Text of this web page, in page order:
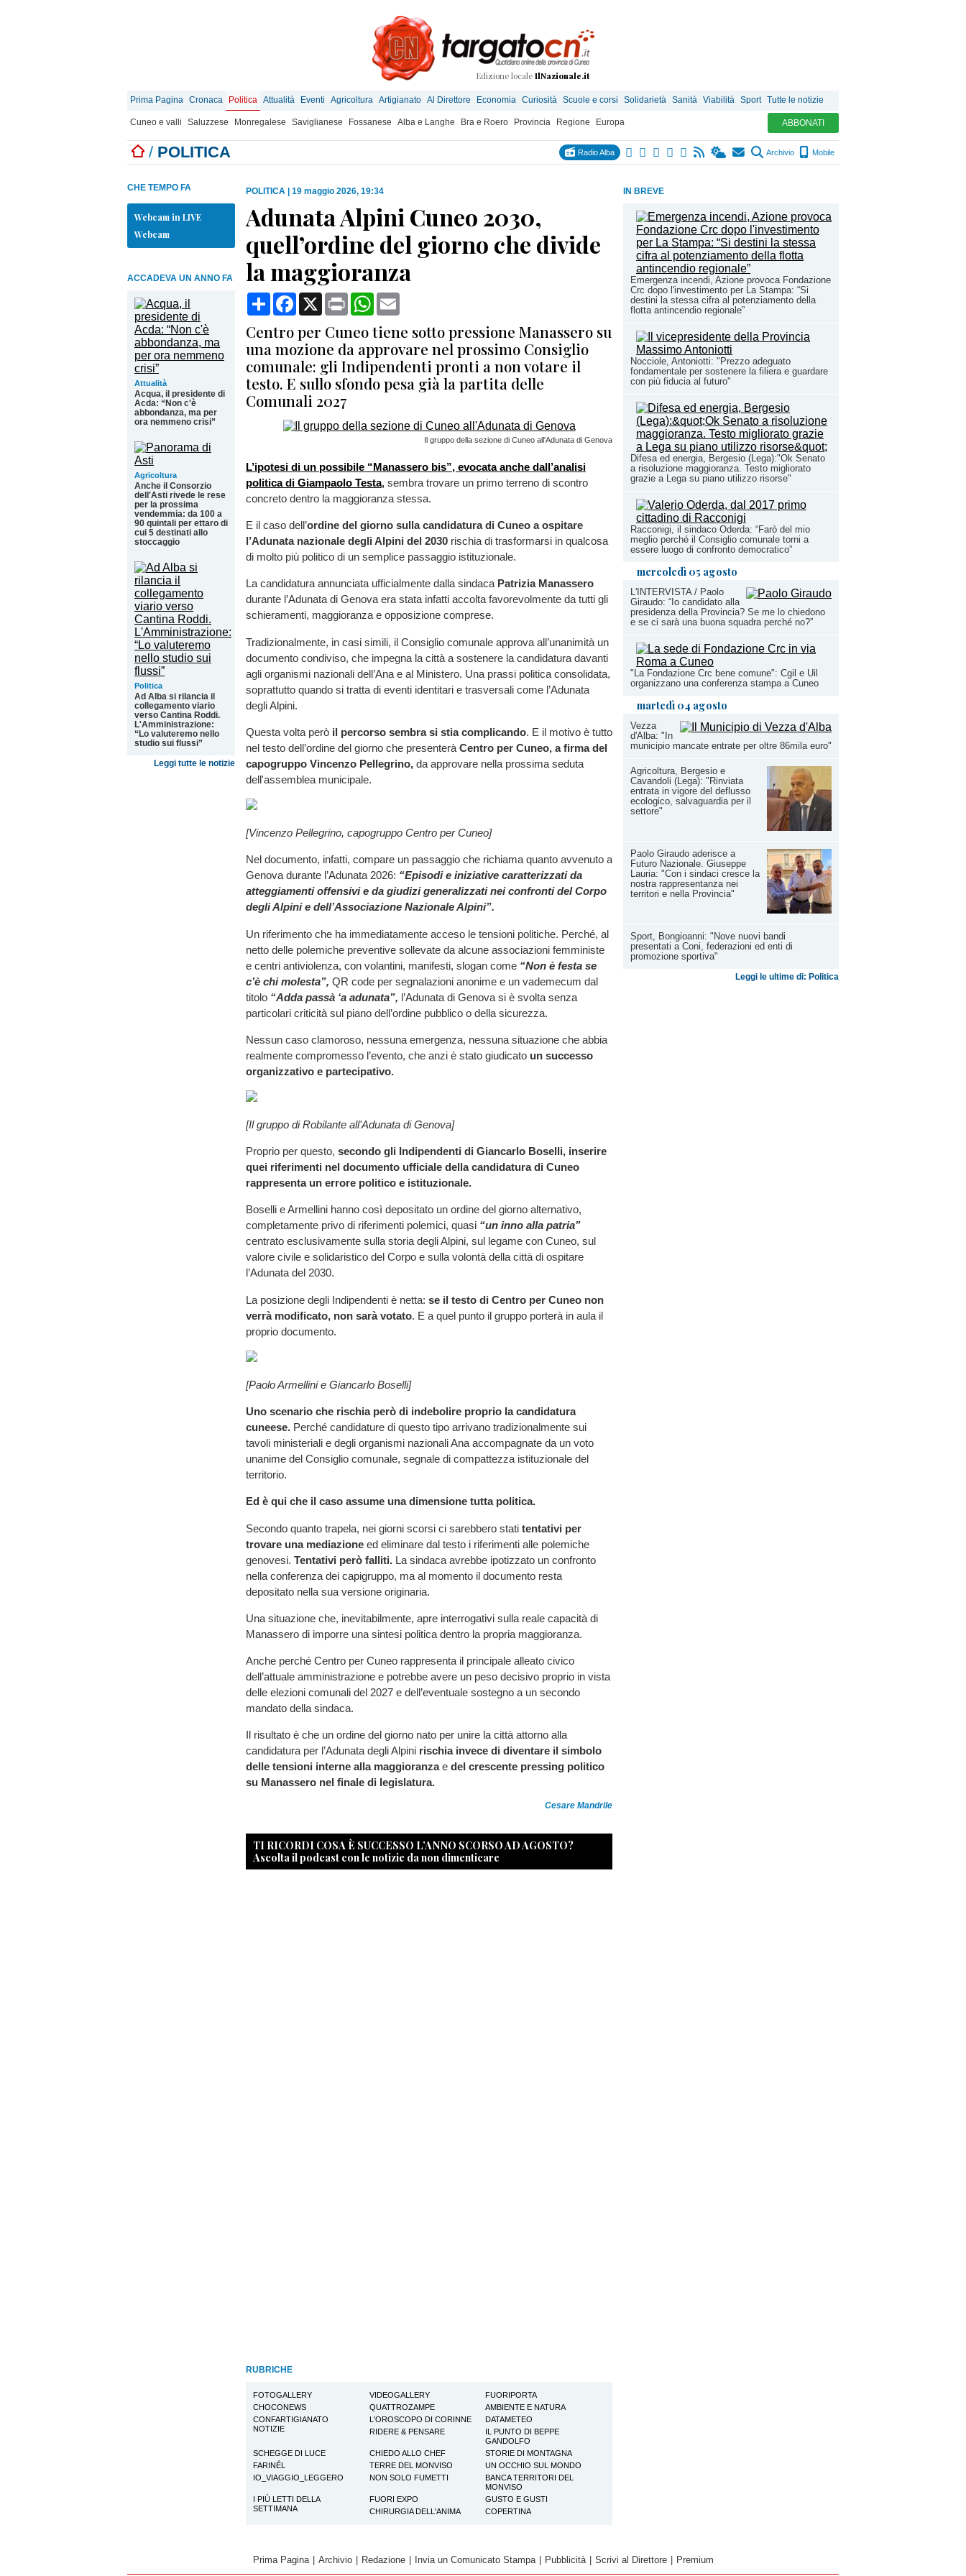
Edizione locale IlNazionale.it
Prima Pagina Cronaca Politica Attualità Eventi Agricoltura Artigianato Al Direttore Economia Curiosità Scuole e corsi Solidarietà Sanità Viabilità Sport Tutte le notizie
Cuneo e valli Saluzzese Monregalese Saviglianese Fossanese Alba e Langhe Bra e Roero Provincia Regione Europa ABBONATI
/ POLITICA Radio Alba Archivio Mobile
IN BREVE
Emergenza incendi, Azione provoca Fondazione
Crc dopo l'investimento per La Stampa: “Si
destini la stessa cifra al potenziamento della
flotta antincendio regionale”
Nocciole, Antoniotti: "Prezzo adeguato
fondamentale per sostenere la filiera e guardare
con più fiducia al futuro"
Difesa ed energia, Bergesio (Lega):"Ok Senato
a risoluzione maggioranza. Testo migliorato
grazie a Lega su piano utilizzo risorse"
Racconigi, il sindaco Oderda: “Farò del mio
meglio perché il Consiglio comunale torni a
essere luogo di confronto democratico”
mercoledì 05 agosto
L'INTERVISTA / Paolo
Giraudo: “Io candidato alla
presidenza della Provincia? Se me lo chiedono
e se ci sarà una buona squadra perché no?”
"La Fondazione Crc bene comune": Cgil e Uil
organizzano una conferenza stampa a Cuneo
martedì 04 agosto
Vezza
d'Alba: "In
municipio mancate entrate per oltre 86mila euro"
Agricoltura, Bergesio e
Cavandoli (Lega): "Rinviata
entrata in vigore del deflusso
ecologico, salvaguardia per il
settore"
Paolo Giraudo aderisce a
Futuro Nazionale. Giuseppe
Lauria: "Con i sindaci cresce la
nostra rappresentanza nei
territori e nella Provincia"
Sport, Bongioanni: "Nove nuovi bandi
presentati a Coni, federazioni ed enti di
promozione sportiva"
Leggi le ultime di: Politica
CHE TEMPO FA
Webcam in LIVE
Webcam
ACCADEVA UN ANNO FA
Attualità
Acqua, il presidente di
Acda: “Non c'è
abbondanza, ma per
ora nemmeno crisi”
Agricoltura
Anche il Consorzio
dell'Asti rivede le rese
per la prossima
vendemmia: da 100 a
90 quintali per ettaro di
cui 5 destinati allo
stoccaggio
Politica
Ad Alba si rilancia il
collegamento viario
verso Cantina Roddi.
L'Amministrazione:
“Lo valuteremo nello
studio sui flussi”
Leggi tutte le notizie
POLITICA 19 maggio 2026, 19:34
Adunata Alpini Cuneo 2030,
quell’ordine del giorno che divide
la maggioranza
CondividiFacebook
X Print WhatsApp
Centro per Cuneo tiene sotto pressione Manassero su
una mozione da approvare nel prossimo Consiglio
comunale: gli Indipendenti pronti a non votare il
testo. E sullo sfondo pesa già la partita delle
Comunali 2027
Il gruppo della sezione di Cuneo all'Adunata di Genova
L’ipotesi di un possibile “Manassero bis”, evocata anche dall’analisi
politica di Giampaolo Testa, sembra trovare un primo terreno di scontro
concreto dentro la maggioranza stessa.
E il caso dell’ordine del giorno sulla candidatura di Cuneo a ospitare
l’Adunata nazionale degli Alpini del 2030 rischia di trasformarsi in qualcosa
di molto più politico di un semplice passaggio istituzionale.
La candidatura annunciata ufficialmente dalla sindaca Patrizia Manassero
durante l’Adunata di Genova era stata infatti accolta favorevolmente da tutti gli
schieramenti, maggioranza e opposizione comprese.
Tradizionalmente, in casi simili, il Consiglio comunale approva all’unanimità un
documento condiviso, che impegna la città a sostenere la candidatura davanti
agli organismi nazionali dell’Ana e al Ministero. Una prassi politica consolidata,
soprattutto quando si tratta di eventi identitari e trasversali come l’Adunata
degli Alpini.
Questa volta però il percorso sembra si stia complicando. E il motivo è tutto
nel testo dell’ordine del giorno che presenterà Centro per Cuneo, a firma del
capogruppo Vincenzo Pellegrino, da approvare nella prossima seduta
dell'assemblea municipale.
[Vincenzo Pellegrino, capogruppo Centro per Cuneo]
Nel documento, infatti, compare un passaggio che richiama quanto avvenuto a
Genova durante l’Adunata 2026: “Episodi e iniziative caratterizzati da
atteggiamenti offensivi e da giudizi generalizzati nei confronti del Corpo
degli Alpini e dell’Associazione Nazionale Alpini”.
Un riferimento che ha immediatamente acceso le tensioni politiche. Perché, al
netto delle polemiche preventive sollevate da alcune associazioni femministe
e centri antiviolenza, con volantini, manifesti, slogan come “Non è festa se
c’è chi molesta”, QR code per segnalazioni anonime e un vademecum dal
titolo “Adda passà ‘a adunata”, l’Adunata di Genova si è svolta senza
particolari criticità sul piano dell’ordine pubblico o della sicurezza.
Nessun caso clamoroso, nessuna emergenza, nessuna situazione che abbia
realmente compromesso l’evento, che anzi è stato giudicato un successo
organizzativo e partecipativo.
[Il gruppo di Robilante all'Adunata di Genova]
Proprio per questo, secondo gli Indipendenti di Giancarlo Boselli, inserire
quei riferimenti nel documento ufficiale della candidatura di Cuneo
rappresenta un errore politico e istituzionale.
Boselli e Armellini hanno così depositato un ordine del giorno alternativo,
completamente privo di riferimenti polemici, quasi “un inno alla patria”
centrato esclusivamente sulla storia degli Alpini, sul legame con Cuneo, sul
valore civile e solidaristico del Corpo e sulla volontà della città di ospitare
l’Adunata del 2030.
La posizione degli Indipendenti è netta: se il testo di Centro per Cuneo non
verrà modificato, non sarà votato. E a quel punto il gruppo porterà in aula il
proprio documento.
[Paolo Armellini e Giancarlo Boselli]
Uno scenario che rischia però di indebolire proprio la candidatura
cuneese. Perché candidature di questo tipo arrivano tradizionalmente sui
tavoli ministeriali e degli organismi nazionali Ana accompagnate da un voto
unanime del Consiglio comunale, segnale di compattezza istituzionale del
territorio.
Ed è qui che il caso assume una dimensione tutta politica.
Secondo quanto trapela, nei giorni scorsi ci sarebbero stati tentativi per
trovare una mediazione ed eliminare dal testo i riferimenti alle polemiche
genovesi. Tentativi però falliti. La sindaca avrebbe ipotizzato un confronto
nella conferenza dei capigruppo, ma al momento il documento resta
depositato nella sua versione originaria.
Una situazione che, inevitabilmente, apre interrogativi sulla reale capacità di
Manassero di imporre una sintesi politica dentro la propria maggioranza.
Anche perché Centro per Cuneo rappresenta il principale alleato civico
dell’attuale amministrazione e potrebbe avere un peso decisivo proprio in vista
delle elezioni comunali del 2027 e dell’eventuale sostegno a un secondo
mandato della sindaca.
Il risultato è che un ordine del giorno nato per unire la città attorno alla
candidatura per l’Adunata degli Alpini rischia invece di diventare il simbolo
delle tensioni interne alla maggioranzae del crescente pressing politico
su Manassero nel finale di legislatura.
Cesare Mandrile
TI RICORDI COSA È SUCCESSO L’ANNO SCORSO AD AGOSTO?
Ascolta il podcast con le notizie da non dimenticare
RUBRICHE
FOTOGALLERY VIDEOGALLERY
FUORIPORTA
CHOCONEWS
QUATTROZAMPE
AMBIENTE E NATURA
CONFARTIGIANATO
NOTIZIE
L'OROSCOPO DI CORINNE
DATAMETEO
RIDERE & PENSARE
IL PUNTO DI BEPPE
GANDOLFO
SCHEGGE DI LUCE
CHIEDO ALLO CHEF
STORIE DI MONTAGNA
FARINÉL
TERRE DEL MONVISO
UN OCCHIO SUL MONDO
IO_VIAGGIO_LEGGERO
NON SOLO FUMETTI
BANCA TERRITORI DEL
MONVISO
I PIÙ LETTI DELLA
SETTIMANA
FUORI EXPO
GUSTO E GUSTI
CHIRURGIA DELL'ANIMA
COPERTINA
Prima Pagina Archivio Redazione Invia un Comunicato Stampa Pubblicità Scrivi al Direttore Premium